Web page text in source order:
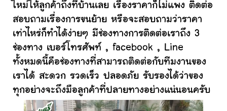
ใหม่ให้ลูกค้าถึงที่บ้านเลย เรื่องราคาก็ไม่แพง ติดต่อ
สอบถามเรื่องการขนย้าย หรือจะสอบถามว่าราคา
เท่าไหร่ก็ทำได้ง่ายๆ มีช่องทางการติดต่อเราถึง 3
ช่องทาง เบอร์โทรศัพท์ , facebook , Line
ทั้งหมดนี้คือช่องทางที่สามารถติดต่อกับทีมงานของ
เราได้ สะดวก รวดเร็ว ปลอดภัย รับรองได้ว่าของ
ทุกอย่างจะถึงมือลูกค้าที่ปลายทางอย่างแน่นอนครับ